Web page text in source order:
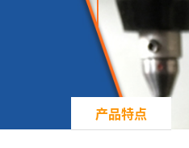
产品特点